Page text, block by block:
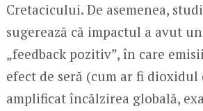
Cretacicului. De asemenea,
sugerează că impactul a avut
„feedback pozitiv”, în care
efect de seră (cum ar fi dioxidul
amplificat încălzirea globală,